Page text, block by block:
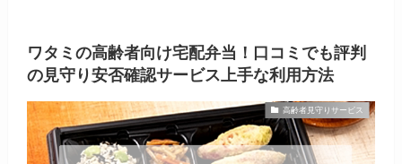
ワタミの高齢者向け宅配弁当！口コミでも評判
の見守り安否確認サービス上手な利用方法
高齢者見守りサービス